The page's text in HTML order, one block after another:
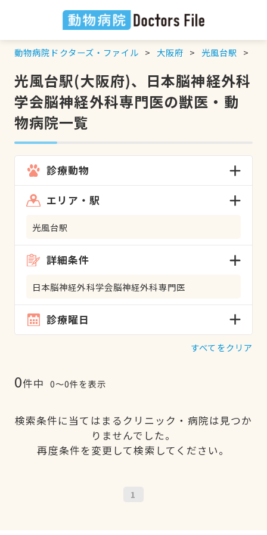
動物病院ドクターズ・ファイル 大阪府 光風台駅
光風台駅(大阪府)、日本脳神経外科
学会脳神経外科専門医の獣医・動
物病院一覧
診療動物
エリア・駅
光風台駅
詳細条件
日本脳神経外科学会脳神経外科専門医
診療曜日
すべてをクリア
0件中 0〜0件を表示
検索条件に当てはまるクリニック・病院は見つか
りませんでした。
再度条件を変更して検索してください。
1